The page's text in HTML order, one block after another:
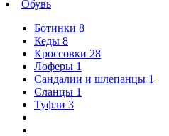
Обувь
Ботинки 8
Кеды 8
Кроссовки 28
Лоферы 1
Сандалии и шлепанцы 1
Сланцы 1
Туфли 3